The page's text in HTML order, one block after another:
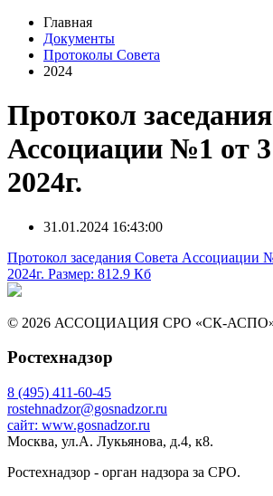
Главная
Документы
Протоколы Совета
2024
Протокол
Ассоциации №1 от
2024г.
31.01.2024 16:43:00
Протокол заседания Совета Ассоциации
2024г. Размер: 812.9 Кб
© 2026 АССОЦИАЦИЯ СРО «СК-
Ростехнадзор
8 (495) 411-60-45
rostehnadzor@gosnadzor.ru
сайт: www.gosnadzor.ru
Москва, ул.А. Лукьянова, д.4, к8.
Ростехнадзор - орган надзора за СРО.